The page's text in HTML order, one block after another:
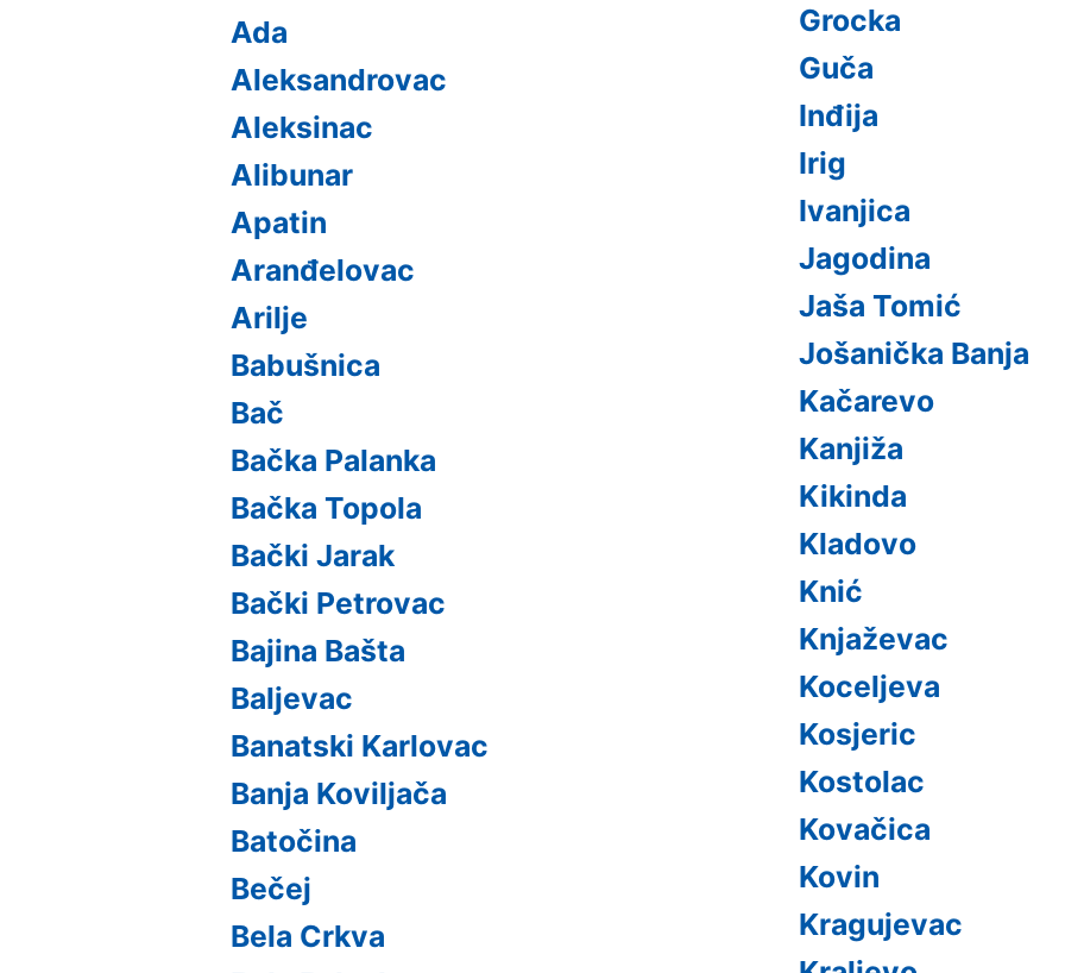
Ada
Aleksandrovac
Aleksinac
Alibunar
Apatin
Aranđelovac
Arilje
Babušnica
Bač
Bačka Palanka
Bačka Topola
Bački Jarak
Bački Petrovac
Bajina Bašta
Baljevac
Banatski Karlovac
Banja Koviljača
Batočina
Bečej
Bela Crkva
Grocka
Guča
Inđija
Irig
Ivanjica
Jagodina
Jaša Tomić
Jošanička Banja
Kačarevo
Kanjiža
Kikinda
Kladovo
Knić
Knjaževac
Koceljeva
Kosjeric
Kostolac
Kovačica
Kovin
Kragujevac